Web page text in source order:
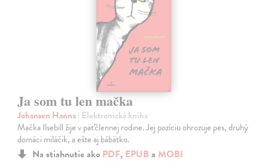
Ja som tu len mačka
Johansen Hanna| Elektronická kniha
Mačka Ilsebill žije v päťčlennej rodine. Jej pozíciu ohrozuje pes, druhý
domáci miláčik, a ešte aj bábätko.
Na stiahnutie ako PDF, EPUB a MOBI